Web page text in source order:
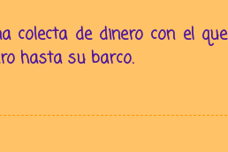
colecta de dinero con el que
hasta su barco.